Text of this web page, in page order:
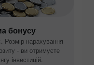
бонусу
Розмір нарахування
- ви отримуєте
інвестицій.